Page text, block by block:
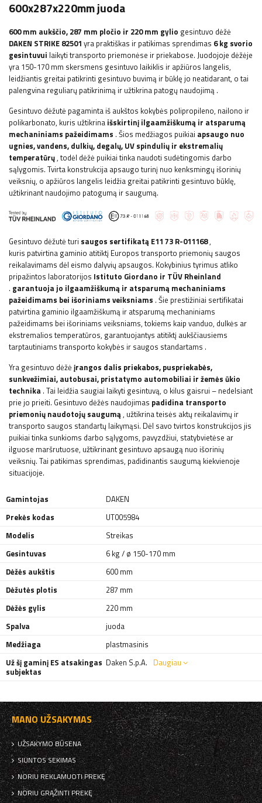
600x287x220mm juoda
600 mm aukščio, 287 mm pločio ir 220 mm gylio gesintuvo dėžė
DAKEN STRIKE 82501 yra praktiškas ir patikimas sprendimas 6 kg svorio
gesintuvui laikyti transporto priemonėse ir priekabose. Juodojoje dėžėje
yra 150-170 mm skersmens gesintuvo laikiklis ir apžiūros langelis,
leidžiantis greitai patikrinti gesintuvo buvimą ir būklę jo neatidarant, o tai
palengvina reguliarų patikrinimą ir užtikrina patogų naudojimą .
Gesintuvo dėžutė pagaminta iš aukštos kokybės polipropileno, nailono ir
polikarbonato, kuris užtikrina išskirtinį ilgaamžiškumą ir atsparumą
mechaniniams pažeidimams . Šios medžiagos puikiai apsaugo nuo
ugnies, vandens, dulkių, degalų, UV spindulių ir ekstremalių
temperatūrų, todėl dėžė puikiai tinka naudoti sudėtingomis darbo
sąlygomis. Tvirta konstrukcija apsaugo turinį nuo kenksmingų išorinių
veiksnių, o apžiūros langelis leidžia greitai patikrinti gesintuvo būklę,
užtikrinant naudojimo patogumą ir saugumą.
Gesintuvo dėžutė turi saugos sertifikatą E11 73 R-011168,
kuris patvirtina gaminio atitiktį Europos transporto priemonių saugos
reikalavimams dėl eismo dalyvių apsaugos. Kokybinius tyrimus atliko
pripažintos laboratorijos Istituto Giordano ir TÜV Rheinland
. garantuoja jo ilgaamžiškumą ir atsparumą mechaniniams
pažeidimams bei išoriniams veiksniams . Šie prestižiniai sertifikatai
patvirtina gaminio ilgaamžiškumą ir atsparumą mechaniniams
pažeidimams bei išoriniams veiksniams, tokiems kaip vanduo, dulkės ar
ekstremalios temperatūros, garantuojantys atitiktį aukščiausiems
tarptautiniams transporto kokybės ir saugos standartams .
Yra gesintuvo dėžė įrangos dalis priekabos, puspriekabės,
sunkvežimiai, autobusai, pristatymo automobiliai ir žemės ūkio
technika . Tai leidžia saugiai laikyti gesintuvą, o kilus gaisrui – nedelsiant
prie jo prieiti. Gesintuvo dėžės naudojimas padidina transporto
priemonių naudotojų saugumą, užtikrina teisės aktų reikalavimų ir
transporto saugos standartų laikymąsi. Dėl savo tvirtos konstrukcijos jis
puikiai tinka sunkioms darbo sąlygoms, pavyzdžiui, statybvietėse ar
ilguose maršrutuose, užtikrinant gesintuvo apsaugą nuo išorinių
veiksnių. Tai patikimas sprendimas, padidinantis saugumą kiekvienoje
situacijoje.
Gamintojas
DAKEN
Prekės kodas
UT005984
Modelis
Streikas
Gesintuvas
6 kg / ø 150-170 mm
Dėžės aukštis
600 mm
Dėžutės plotis
287 mm
Dėžės gylis
220 mm
Spalva
juoda
Medžiaga
plastmasinis
Už šį gaminį ES atsakingas
subjektas
Daken S.p.A. Daugiau
MANO UŽSAKYMAS
UŽSAKYMO BŪSENA
SIUNTOS SEKIMAS
NORIU REKLAMUOTI PREKĘ
NORIU GRĄŽINTI PREKĘ